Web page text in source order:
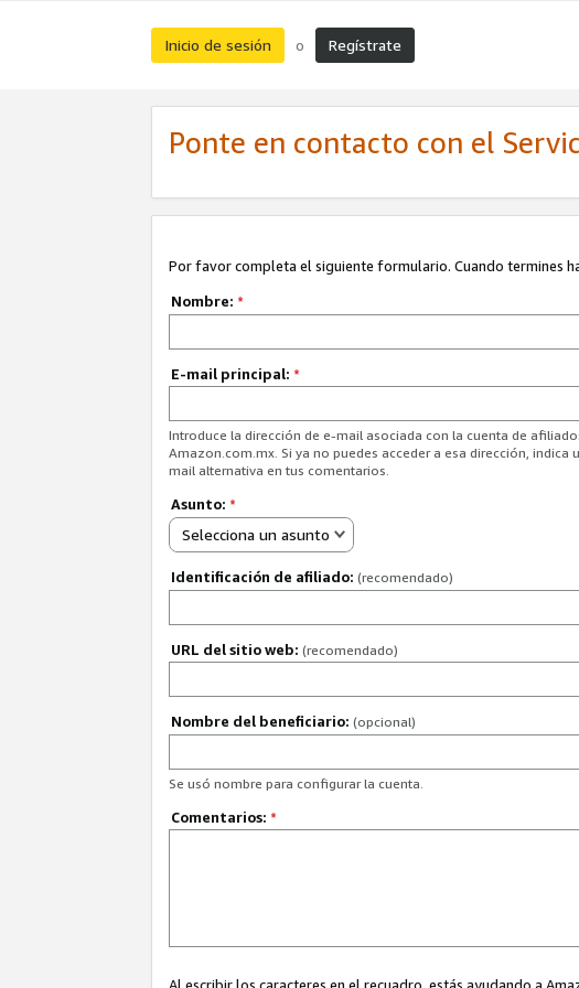
Inicio de sesión o Regístrate
Ponte en contacto con el
Por favor completa el siguiente formulario. Cuando termines
Nombre: *
E-mail principal: *
Introduce la dirección de e-mail asociada con la cuenta de
Amazon.com.mx. Si ya no puedes acceder a esa dirección, indica
mail alternativa en tus comentarios.
Asunto: *
Selecciona un asunto
Identificación de afiliado: (recomendado)
URL del sitio web: (recomendado)
Nombre del beneficiario: (opcional)
Se usó nombre para configurar la cuenta.
Comentarios: *